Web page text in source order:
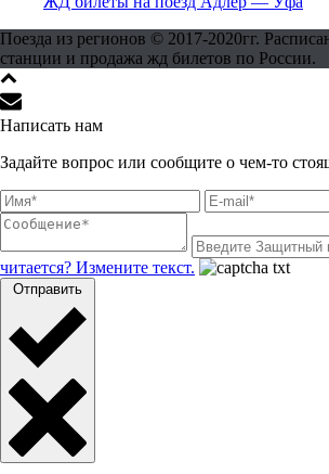
Поезда из регионов © 2017-2020гг.
станции и продажа жд билетов по России.
Написать нам
Задайте вопрос или сообщите о чем-то
читается? Измените текст.
Отправить